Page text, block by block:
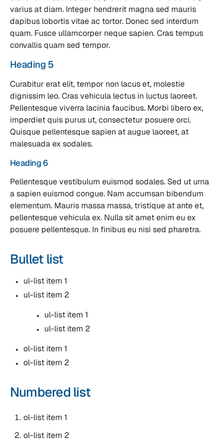
varius at diam. Integer hendrerit magna sed mauris
dapibus lobortis vitae ac tortor. Donec sed interdum
quam. Fusce ullamcorper neque sapien. Cras tempus
convallis quam sed tempor.
Heading 5
Curabitur erat elit, tempor non lacus et, molestie
dignissim leo. Cras vehicula lectus in luctus laoreet.
Pellentesque viverra lacinia faucibus. Morbi libero ex,
imperdiet quis purus ut, consectetur posuere orci.
Quisque pellentesque sapien at augue laoreet, at
malesuada ex sodales.
Heading 6
Pellentesque vestibulum euismod sodales. Sed ut urna
a sapien euismod congue. Nam accumsan bibendum
elementum. Mauris massa massa, tristique at ante et,
pellentesque vehicula ex. Nulla sit amet enim eu ex
posuere pellentesque. In finibus eu nisi sed pharetra.
Bullet list
ul-list item 1
ul-list item 2
ul-list item 1
ul-list item 2
ol-list item 1
ol-list item 2
Numbered list
ol-list item 1
ol-list item 2